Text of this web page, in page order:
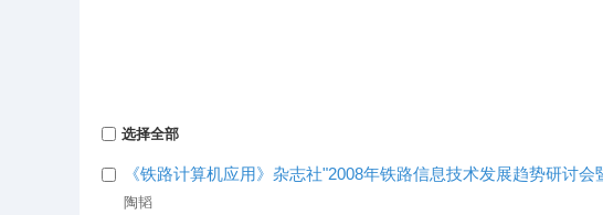
选择全部
《铁路计算机应用》杂志社"2008年铁路信息技术发展趋势研讨
陶韬